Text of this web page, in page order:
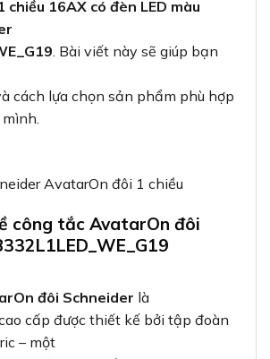
16AX có đèn LED màu
. Bài viết này sẽ giúp bạn
cách lựa chọn sản phẩm phù hợp
công tắc AvatarOn đôi
đôi Schneider là
cấp được thiết kế bởi tập đoàn
– một